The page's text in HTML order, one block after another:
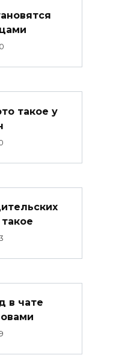
такое у
в чате